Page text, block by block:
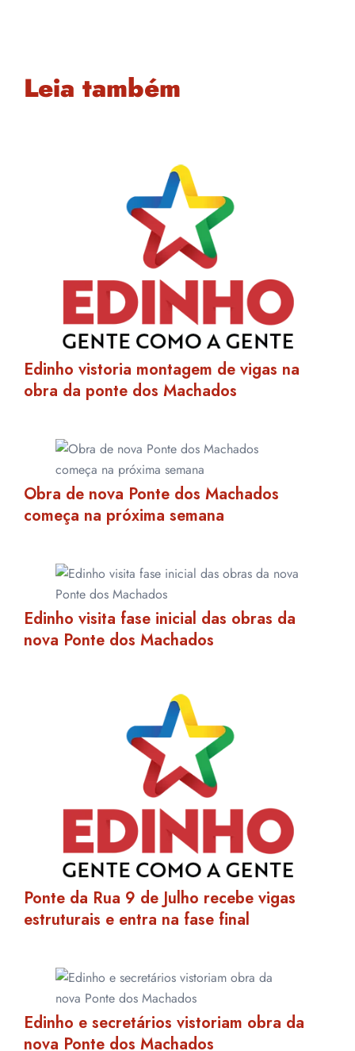
Leia também
Edinho vistoria montagem de vigas na
obra da ponte dos Machados
Obra de nova Ponte dos Machados
começa na próxima semana
Edinho visita fase inicial das obras da
nova Ponte dos Machados
Ponte da Rua 9 de Julho recebe vigas
estruturais e entra na fase final
Edinho e secretários vistoriam obra da
nova Ponte dos Machados